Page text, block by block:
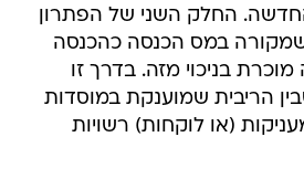
החלק השני של הפתרון
שמקורה במס הכנסה כהכנסה
בניכוי מזה. בדרך זו
הריבית שמוענקת במוסדות
(או לוקחות) רשויות